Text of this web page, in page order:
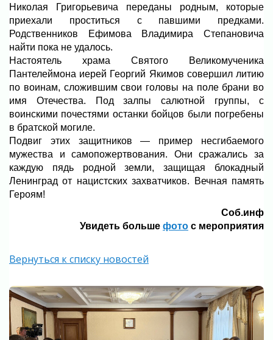
Николая Григорьевича переданы родным, которые
приехали проститься с павшими предками.
Родственников Ефимова Владимира Степановича
найти пока не удалось.
Настоятель храма Святого Великомученика
Пантелеймона иерей Георгий Якимов совершил литию
по воинам, сложившим свои головы на поле брани во
имя Отечества. Под залпы салютной группы, с
воинскими почестями останки бойцов были погребены
в братской могиле.
Подвиг этих защитников — пример несгибаемого
мужества и самопожертвования. Они сражались за
каждую пядь родной земли, защищая блокадный
Ленинград от нацистских захватчиков. Вечная память
Героям!
Соб.инф
Увидеть больше фото с мероприятия
Вернуться к списку новостей